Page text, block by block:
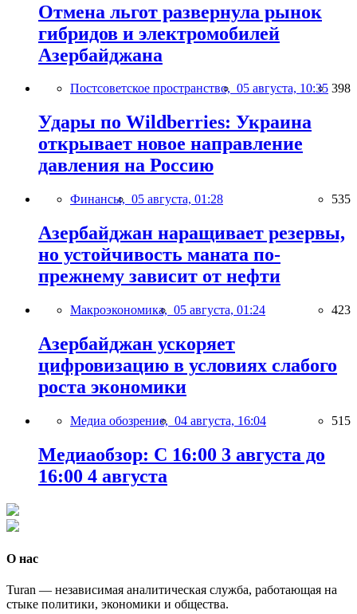
Отмена льгот развернула рынок
гибридов и электромобилей
Азербайджана
Постсоветское пространство, 05 августа, 10:35 398
Удары по Wildberries: Украина
открывает новое направление
давления на Россию
Финансы, 05 августа, 01:28 535
Азербайджан наращивает резервы,
но устойчивость маната по-
прежнему зависит от нефти
Макроэкономика, 05 августа, 01:24 423
Азербайджан ускоряет
цифровизацию в условиях слабого
роста экономики
Медиа обозрение, 04 августа, 16:04 515
Медиаобзор: С 16:00 3 августа до
16:00 4 августа
О нас
Turan — независимая аналитическая служба, работающая на
стыке политики, экономики и общества.